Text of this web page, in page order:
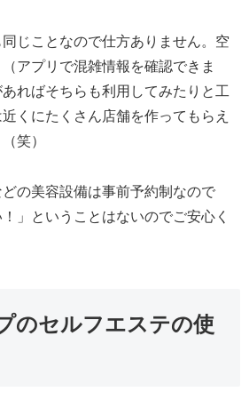
じことなので仕方ありません。空
アプリで混雑情報を確認できま
ればそちらも利用してみたりと工
くにたくさん店舗を作ってもらえ
笑）
の美容設備は事前予約制なので
」ということはないのでご安心く
のセルフエステの使